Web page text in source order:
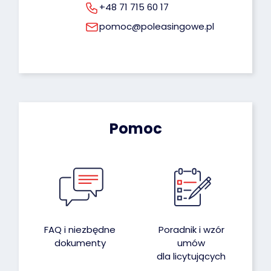
+48 71 715 60 17
pomoc@poleasingowe.pl
Pomoc
FAQ i niezbędne
dokumenty
Poradnik i wzór
umów
dla licytujących